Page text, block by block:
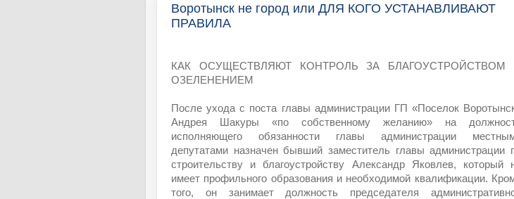
Воротынск не город или ДЛЯ КОГО УСТАНАВЛИВАЮТ
ПРАВИЛА
КАК ОСУЩЕСТВЛЯЮТ КОНТРОЛЬ ЗА БЛАГОУСТРОЙСТВОМ
ОЗЕЛЕНЕНИЕМ
После ухода с поста главы администрации ГП «Поселок
Андрея Шакуры «по собственному желанию» на
исполняющего обязанности главы администрации
депутатами назначен бывший заместитель главы администрации
строительству и благоустройству Александр Яковлев, который
имеет профильного образования и необходимой квалификации.
того, он занимает должность председателя